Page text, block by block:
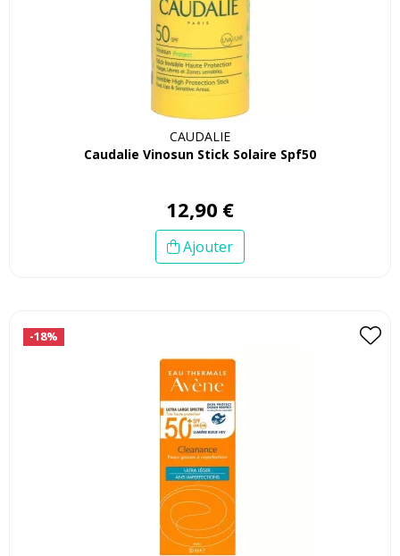
CAUDALIE
Caudalie Vinosun Stick Solaire Spf50
12,90 €
Ajouter
-18%